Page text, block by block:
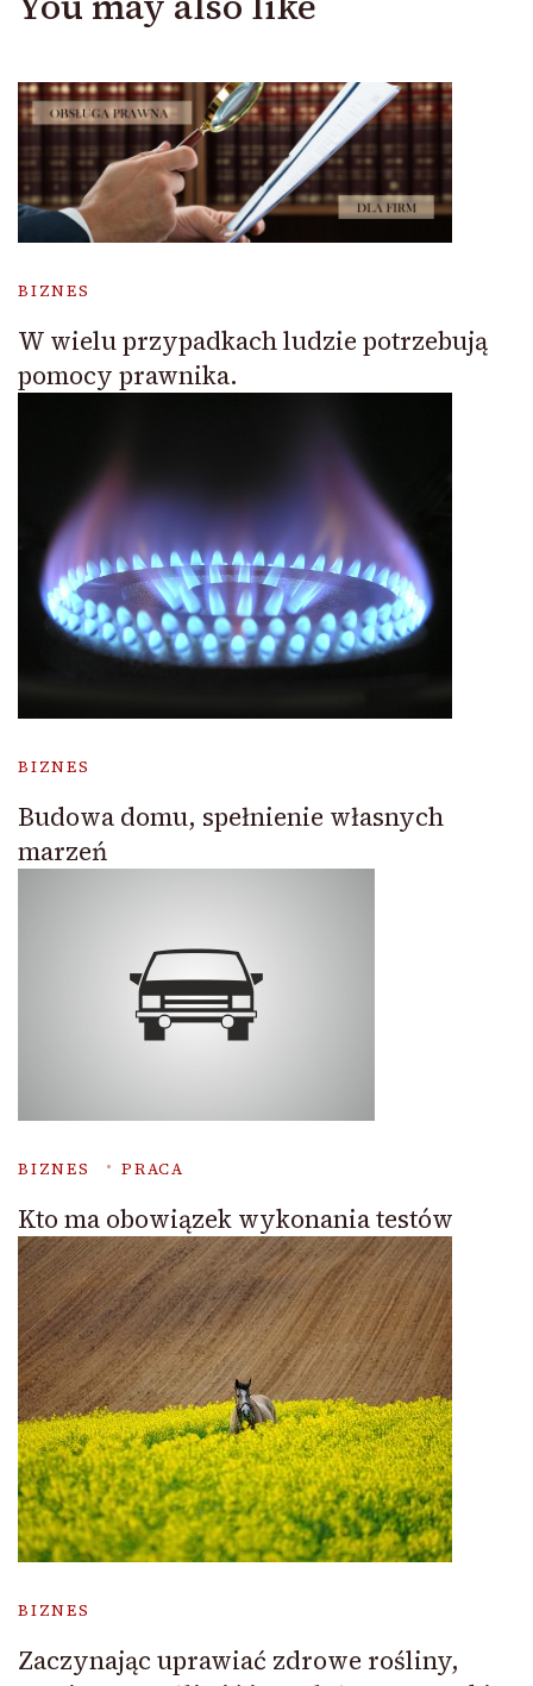
BIZNES
W wielu przypadkach ludzie potrzebują
pomocy prawnika.
BIZNES
Budowa domu, spełnienie własnych
marzeń
BIZNES PRACA
Kto ma obowiązek wykonania testów
BIZNES
Zaczynając uprawiać zdrowe rośliny,